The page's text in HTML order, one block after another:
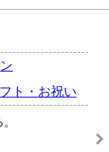
ト・お祝い